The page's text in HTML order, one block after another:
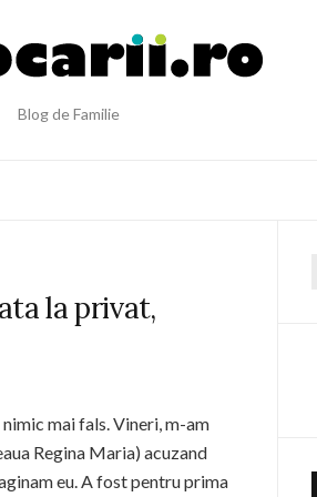
Blog de Familie
la privat,
mai fals. Vineri, m-am
Regina Maria) acuzand
eu. A fost pentru prima